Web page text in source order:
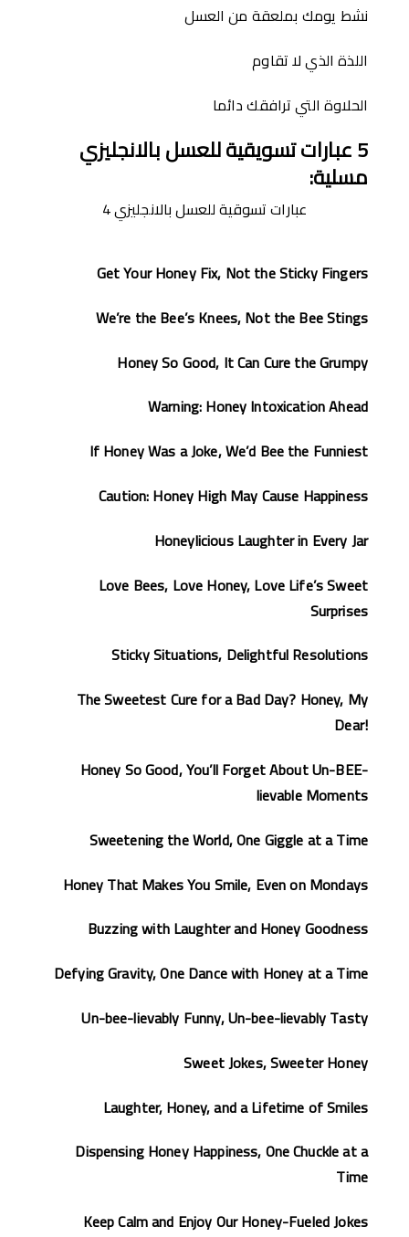
نشط يومك بملعقة من العسل
اللذة الذي لا تقاوم
الحلاوة التي ترافقك دائما
5عبارات تسويقية للعسل بالانجليزي
مسلية:
عبارات تسوقية للعسل بالانجليزي 4
Get Your Honey Fix, Not the Sticky Fingers
We’re the Bee’s Knees, Not the Bee Stings
Honey So Good, It Can Cure the Grumpy
Warning: Honey Intoxication Ahead
If Honey Was a Joke, We’d Bee the Funniest
Caution: Honey High May Cause Happiness
Honeylicious Laughter in Every Jar
Love Bees, Love Honey, Love Life’s Sweet
Surprises
Sticky Situations, Delightful Resolutions
The Sweetest Cure for a Bad Day? Honey, My
Dear!
Honey So Good, You’ll Forget About Un-BEE-
lievable Moments
Sweetening the World, One Giggle at a Time
Honey That Makes You Smile, Even on Mondays
Buzzing with Laughter and Honey Goodness
Defying Gravity, One Dance with Honey at a Time
Un-bee-lievably Funny, Un-bee-lievably Tasty
Sweet Jokes, Sweeter Honey
Laughter, Honey, and a Lifetime of Smiles
Dispensing Honey Happiness, One Chuckle at a
Time
Keep Calm and Enjoy Our Honey-Fueled Jokes